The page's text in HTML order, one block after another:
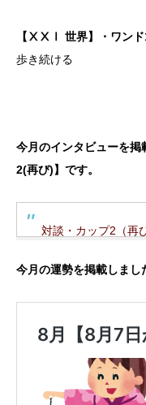
【ⅩⅩⅠ 世界】・ワンド
歩き続ける
今月のインタビューを
2(再び)】です。
対談・カップ2（再
今月の運勢を掲載しまし